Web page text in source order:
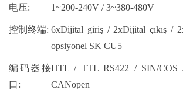
电压:
1~200-240V / 3~380-480V
控制终端: 6xDijital giriş / 2xDijital çıkış /
opsiyonel SK CU5
编码器接
口:
HTL / TTL RS422 / SIN/
CANopen